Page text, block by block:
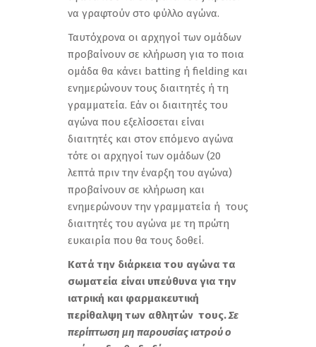
να γραφτούν στο φύλλο αγώνα.
Ταυτόχρονα οι αρχηγοί των ομάδων
προβαίνουν σε κλήρωση για το ποια
ομάδα θα κάνει batting ή fielding και
ενημερώνουν τους διαιτητές ή τη
γραμματεία. Εάν οι διαιτητές του
αγώνα που εξελίσσεται είναι
διαιτητές και στον επόμενο αγώνα
τότε οι αρχηγοί των ομάδων (20
λεπτά πριν την έναρξη του αγώνα)
προβαίνουν σε κλήρωση και
ενημερώνουν την γραμματεία ή τους
διαιτητές του αγώνα με τη πρώτη
ευκαιρία που θα τους δοθεί.
Κατά την διάρκεια του αγώνα τα
σωματεία είναι υπεύθυνα για την
ιατρική και φαρμακευτική
περίθαλψη των αθλητών τους.Σε
περίπτωση μη παρουσίας ιατρού ο